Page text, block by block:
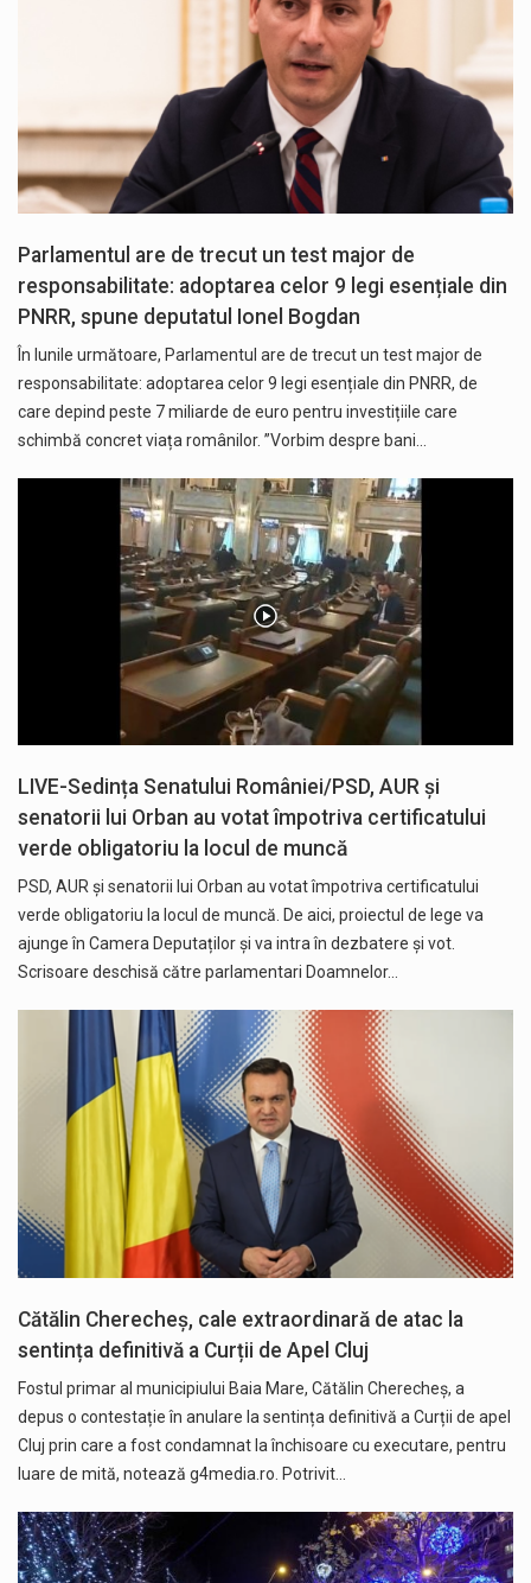
Parlamentul are de trecut un test major de
responsabilitate: adoptarea celor 9 legi esențiale din
PNRR, spune deputatul Ionel Bogdan
În lunile următoare, Parlamentul are de trecut un test major de
responsabilitate: adoptarea celor 9 legi esențiale din PNRR, de
care depind peste 7 miliarde de euro pentru investițiile care
schimbă concret viața românilor. ”Vorbim despre bani…
LIVE-Sedința Senatului României/PSD, AUR și
senatorii lui Orban au votat împotriva certificatului
verde obligatoriu la locul de muncă
PSD, AUR și senatorii lui Orban au votat împotriva certificatului
verde obligatoriu la locul de muncă. De aici, proiectul de lege va
ajunge în Camera Deputaților și va intra în dezbatere și vot.
Scrisoare deschisă către parlamentari Doamnelor…
Cătălin Cherecheș, cale extraordinară de atac la
sentința definitivă a Curții de Apel Cluj
Fostul primar al municipiului Baia Mare, Cătălin Cherecheș, a
depus o contestație în anulare la sentința definitivă a Curții de apel
Cluj prin care a fost condamnat la închisoare cu executare, pentru
luare de mită, notează g4media.ro. Potrivit…